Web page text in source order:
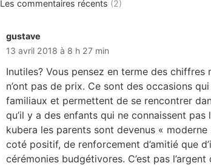
Les commentaires récents (2)
gustave
13 avril 2018 à 8 h 27 min
Inutiles? Vous pensez en terme des chiffres
n’ont pas de prix. Ce sont des occasions
familiaux et permettent de se rencontrer
qu’il y a des enfants qui ne connaissent pas
kubera les parents sont devenus «
coté positif, de renforcement d’amitié que
cérémonies budgétivores. C’est pas l’argent